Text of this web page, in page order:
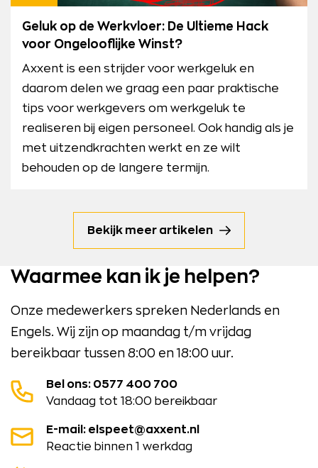
Geluk op de Werkvloer: De Ultieme Hack
voor Ongelooflijke Winst?
Axxent is een strijder voor werkgeluk en
daarom delen we graag een paar praktische
tips voor werkgevers om werkgeluk te
realiseren bij eigen personeel. Ook handig als je
met uitzendkrachten werkt en ze wilt
behouden op de langere termijn.
Bekijk meer artikelen
Waarmee kan ik je helpen?
Onze medewerkers spreken Nederlands en
Engels. Wij zijn op maandag t/m vrijdag
bereikbaar tussen 8:00 en 18:00 uur.
Bel ons: 0577 400 700
Vandaag tot 18:00 bereikbaar
E-mail: elspeet@axxent.nl
Reactie binnen 1 werkdag